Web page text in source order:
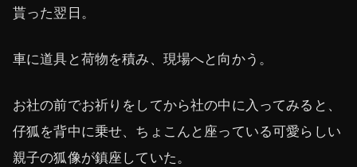
貰った翌日。
車に道具と荷物を積み、現場へと向かう。
お社の前でお祈りをしてから社の中に入ってみると、
仔狐を背中に乗せ、ちょこんと座っている可愛らしい
親子の狐像が鎮座していた。